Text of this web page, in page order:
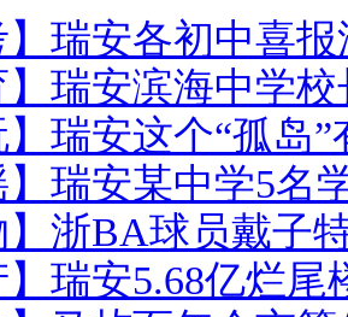
】瑞安各初中喜
】瑞安滨海中学
】瑞安这个“孤岛
】瑞安某中学5名
】浙BA球员戴子
】瑞安5.68亿烂